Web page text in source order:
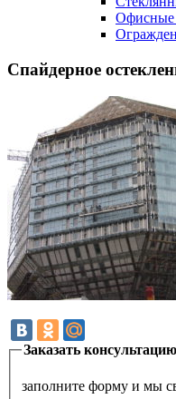
Офисные
Спайдерное
Заказать консультацию
заполните форму и мы